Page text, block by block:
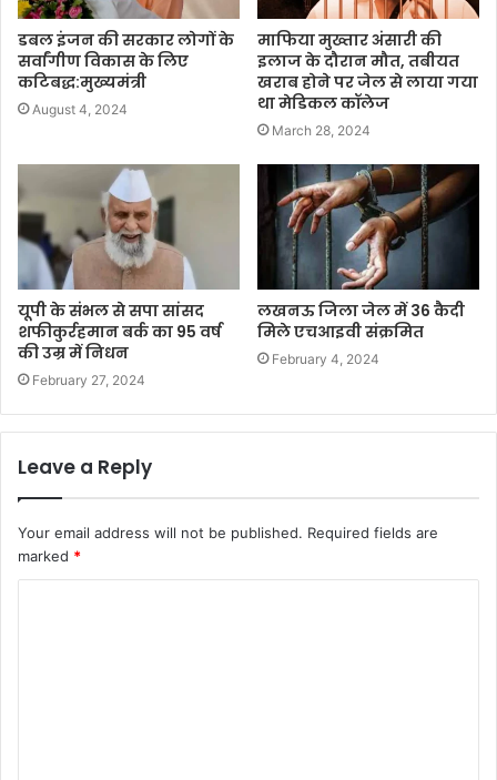
डबल इंजन की सरकार लोगों के
सर्वांगीण विकास के लिए
कटिबद्ध:मुख्यमंत्री
August 4, 2024
माफिया मुख्तार अंसारी की
इलाज के दौरान मौत, तबीयत
खराब होने पर जेल से लाया गया
था मेडिकल कॉलेज
March 28, 2024
यूपी के संभल से सपा सांसद
शफीकुर्रहमान बर्क का 95 वर्ष
की उम्र में निधन
February 27, 2024
लखनऊ जिला जेल में 36 कैदी
मिले एचआइवी संक्रमित
February 4, 2024
Leave a Reply
Your email address will not be published. Required fields are
marked *